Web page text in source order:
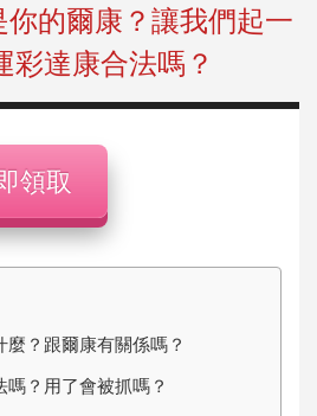
的爾康？讓我們起一
達康合法嗎？
領取
麼？跟爾康有關係嗎？
嗎？用了會被抓嗎？